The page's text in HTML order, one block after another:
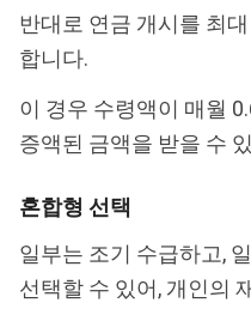
반대로 연금 개시를 최
합니다.
이 경우 수령액이 매월
증액된 금액을 받을 수
혼합형 선택
일부는 조기 수급하고,
선택할 수 있어, 개인의